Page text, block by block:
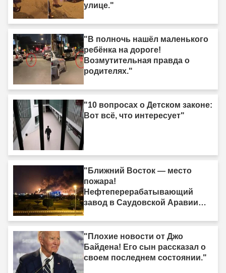
улице."
"В полночь нашёл маленького
ребёнка на дороге!
Возмутительная правда о
родителях."
"10 вопросах о Детском законе:
Вот всё, что интересует"
"Ближний Восток — место
пожара!
Нефтеперерабатывающий
завод в Саудовской Аравии
"Плохие новости от Джо
Байдена! Его сын рассказал о
своем последнем состоянии."